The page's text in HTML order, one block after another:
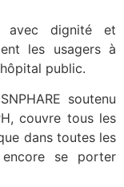
avec dignité et
les usagers à
public.
soutenu
couvre tous les
dans toutes les
se porter